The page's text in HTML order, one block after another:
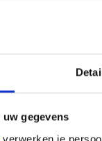
gegevens